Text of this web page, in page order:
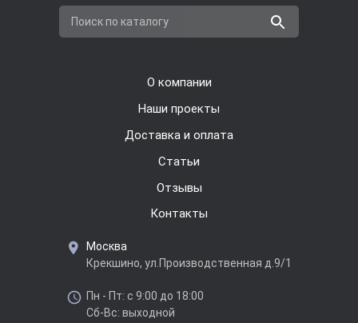
Поиск по каталогу
О компании
Наши проекты
Доставка и оплата
Cтатьи
Отзывы
Контакты
Москва
Крекшино, ул.Производственная д.9/1
Пн - Пт: с 9:00 до 18:00
Сб-Вс: выходной